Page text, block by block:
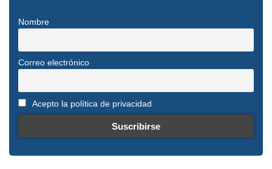
Nombre
Correo electrónico
Acepto la política de privacidad